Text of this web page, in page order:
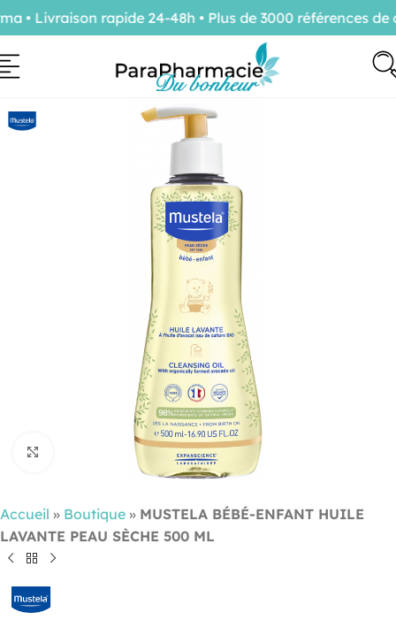
Cliquez pour agrandir
Accueil » Boutique » MUSTELA BÉBÉ-ENFANT HUILE
LAVANTE PEAU SÈCHE 500 ML
Livraison rapide 24-48h • Plus de 3000 références de